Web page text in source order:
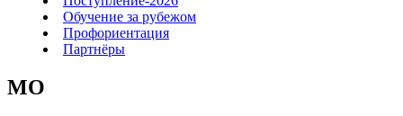
Обучение за рубежом
Профориентация
Партнёры
MO